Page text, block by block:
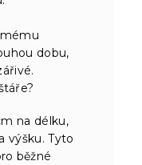
dobu,
na délku,
výšku. Tyto
běžné